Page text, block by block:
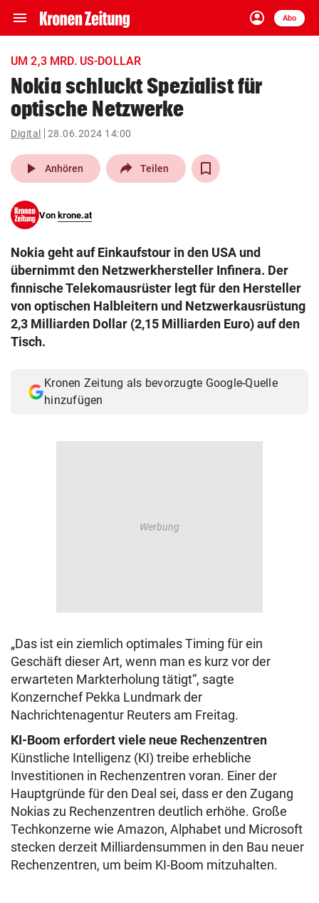
menu Navigation
ein-/ausklappen
account_circle
Anmelden
Abo
close Schließen
account_circle Anmelden
pin_drop
Wien arrow_right
search
eingeben
© Krone Multimedia GmbH & Co KG 2026
Muthgasse 2, 1190 Wien
UM 2,3 MRD. US-DOLLAR
Nokia schluckt Spezialist für
optische Netzwerke
Digital 28.06.2024 14:00
play_arrow Anhören Teilen
Von krone.at
Nokia geht auf Einkaufstour in den USA und
übernimmt den Netzwerkhersteller Infinera. Der
finnische Telekomausrüster legt für den Hersteller
von optischen Halbleitern und Netzwerkausrüstung
2,3 Milliarden Dollar (2,15 Milliarden Euro) auf den
Tisch.
Kronen Zeitung als bevorzugte Google-Quelle
hinzufügen
„Das ist ein ziemlich optimales Timing für ein
Geschäft dieser Art, wenn man es kurz vor der
erwarteten Markterholung tätigt“, sagte
Konzernchef Pekka Lundmark der
Nachrichtenagentur Reuters am Freitag.
KI-Boom erfordert viele neue Rechenzentren
Künstliche Intelligenz (KI) treibe erhebliche
Investitionen in Rechenzentren voran. Einer der
Hauptgründe für den Deal sei, dass er den Zugang
Nokias zu Rechenzentren deutlich erhöhe. Große
Techkonzerne wie Amazon, Alphabet und Microsoft
stecken derzeit Milliardensummen in den Bau neuer
Rechenzentren, um beim KI-Boom mitzuhalten.